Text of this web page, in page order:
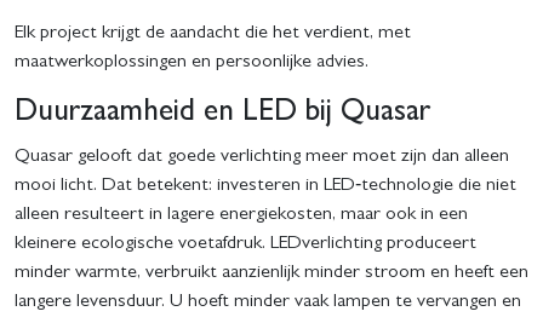
Elk project krijgt de aandacht die het verdient, met
maatwerkoplossingen en persoonlijke advies.
Duurzaamheid en LED bij Quasar
Quasar gelooft dat goede verlichting meer moet zijn dan alleen
mooi licht. Dat betekent: investeren in LED‑technologie die niet
alleen resulteert in lagere energiekosten, maar ook in een
kleinere ecologische voetafdruk. LEDverlichting produceert
minder warmte, verbruikt aanzienlijk minder stroom en heeft een
langere levensduur. U hoeft minder vaak lampen te vervangen en